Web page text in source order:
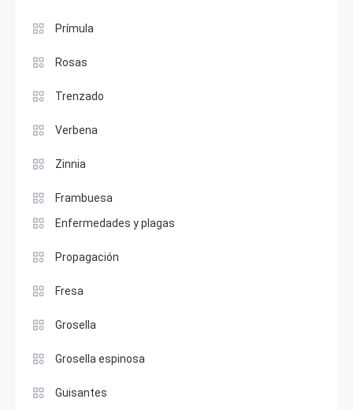
Prímula
Rosas
Trenzado
Verbena
Zinnia
Frambuesa
Enfermedades y plagas
Propagación
Fresa
Grosella
Grosella espinosa
Guisantes